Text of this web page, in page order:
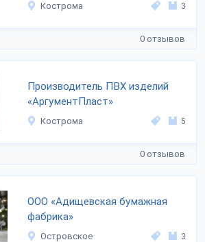
Кострома 3
0 отзывов
Производитель ПВХ изделий
«АргументПласт»
Кострома 5
0 отзывов
ООО «Адищевская бумажная
фабрика»
Островское 3